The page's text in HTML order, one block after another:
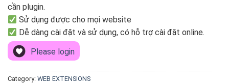
cần plugin.
Sử dụng được cho mọi website
Dễ dàng cài đặt và sử dụng, có hỗ trợ cài đặt online.
Please login
Category: WEB EXTENSIONS